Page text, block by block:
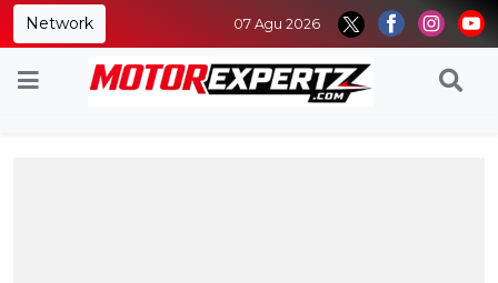
Network 07 Agu 2026